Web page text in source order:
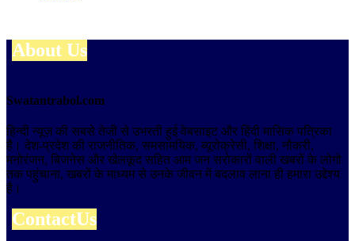
About Us
Swatantrabol.com
हिन्दी न्यूज़ की सबसे तेजी से उभरती हुई वेबसाइट और हिंदी मासिक पत्रिका
है। देश-प्रदेश की राजनीतिक, समसामयिक, ब्यूरोक्रेसी, शिक्षा, नौकरी,
मनोरंजन, बिजनेस और खेलकूद सहित आम जन सरोकारों वाली खबरों के लोगो
तक पहुंचाना, खबरों के माध्यम से उनके जीवन में बदलाव लाना ही हमारा उद्देश्य
है।
ContactUs